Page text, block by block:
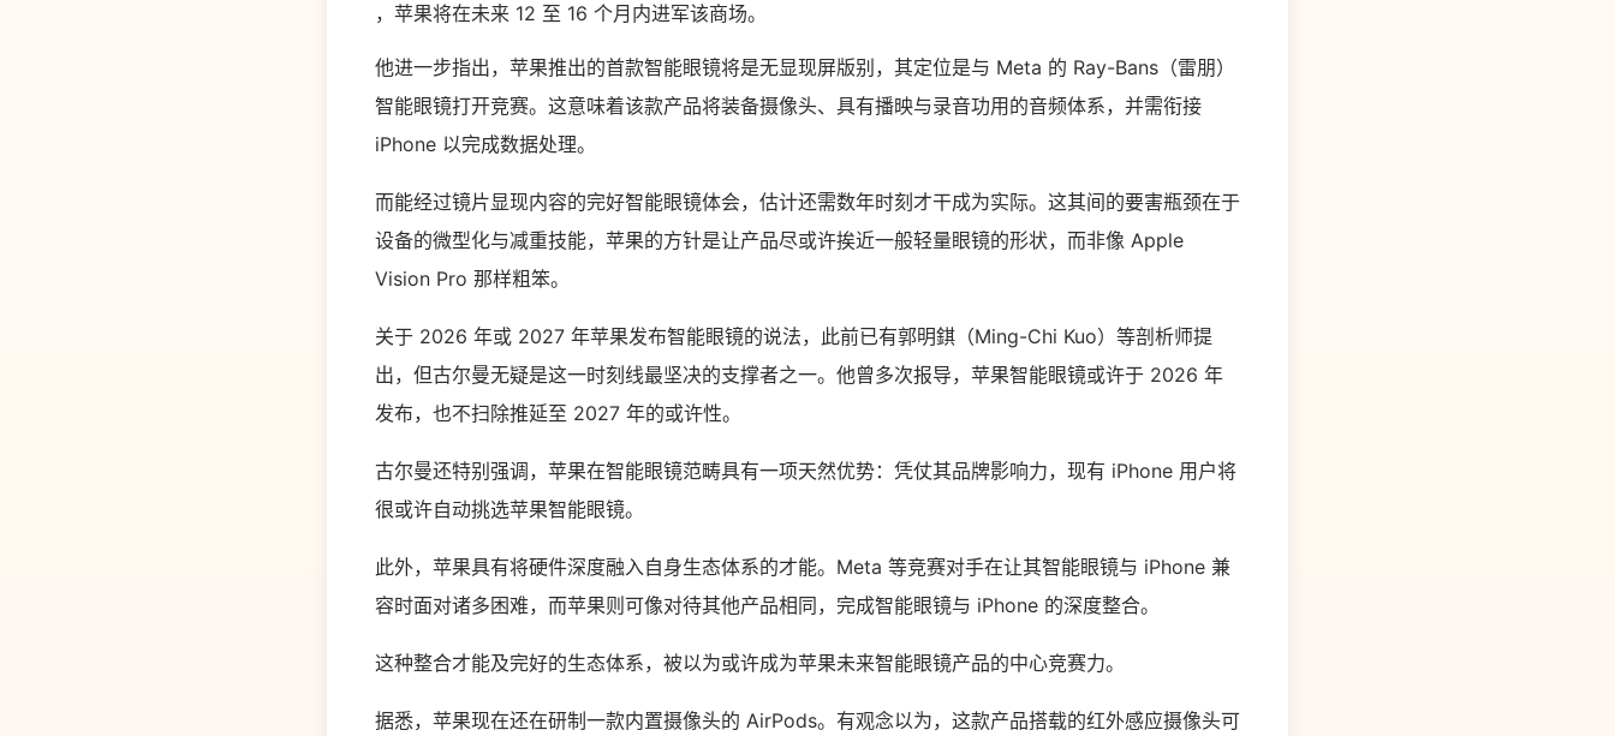
，苹果将在未来 12 至 16 个月内进军该商场。
他进一步指出，苹果推出的首款智能眼镜将是无显现屏版别，其定位是与 Meta 的 Ray-Bans（雷朋）
智能眼镜打开竞赛。这意味着该款产品将装备摄像头、具有播映与录音功用的音频体系，并需衔接
iPhone 以完成数据处理。
而能经过镜片显现内容的完好智能眼镜体会，估计还需数年时刻才干成为实际。这其间的要害瓶颈在于
设备的微型化与减重技能，苹果的方针是让产品尽或许挨近一般轻量眼镜的形状，而非像 Apple
Vision Pro 那样粗笨。
关于 2026 年或 2027 年苹果发布智能眼镜的说法，此前已有郭明錤（Ming-Chi Kuo）等剖析师提
出，但古尔曼无疑是这一时刻线最坚决的支撑者之一。他曾多次报导，苹果智能眼镜或许于 2026 年
发布，也不扫除推延至 2027 年的或许性。
古尔曼还特别强调，苹果在智能眼镜范畴具有一项天然优势：凭仗其品牌影响力，现有 iPhone 用户将
很或许自动挑选苹果智能眼镜。
此外，苹果具有将硬件深度融入自身生态体系的才能。Meta 等竞赛对手在让其智能眼镜与 iPhone 兼
容时面对诸多困难，而苹果则可像对待其他产品相同，完成智能眼镜与 iPhone 的深度整合。
这种整合才能及完好的生态体系，被以为或许成为苹果未来智能眼镜产品的中心竞赛力。
据悉，苹果现在还在研制一款内置摄像头的 AirPods。有观念以为，这款产品搭载的红外感应摄像头可